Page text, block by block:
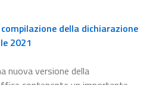
della dichiarazione
2021
nuova versione della